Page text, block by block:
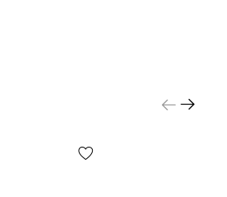
несколько отличаться